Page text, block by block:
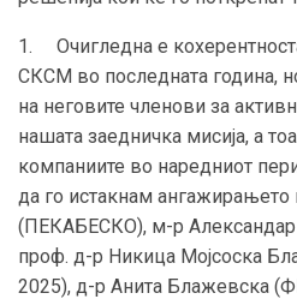
1. Очигледна е
СКСМ во последната година,
на неговите членови за
нашата заедничка мисија, а
компаниите во наредниот
да го истакнам
(ПЕКАБЕСКО), м-р
проф. д-р Никица Мојсоска
2025), д-р Анита